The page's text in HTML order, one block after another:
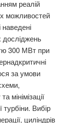
реалій
можливостей
досліджень
300 МВт при
за умови
мінімізації
турбіни. Вибір
циліндрів